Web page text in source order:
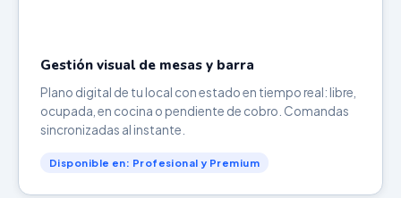
Gestión visual de mesas y barra
Plano digital de tu local con estado en tiempo real: libre,
ocupada, en cocina o pendiente de cobro. Comandas
sincronizadas al instante.
Disponible en: Profesional y Premium